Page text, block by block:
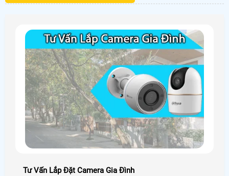
Tư Vấn Lắp Đặt Camera Gia Đình